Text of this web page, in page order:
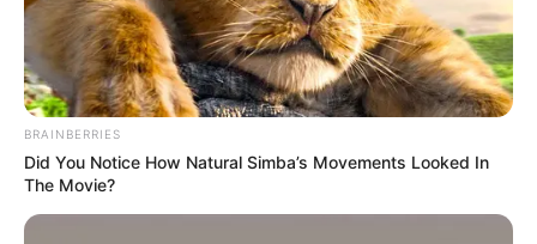
BRAINBERRIES
Did You Notice How Natural Simba’s Movements Looked In
The Movie?